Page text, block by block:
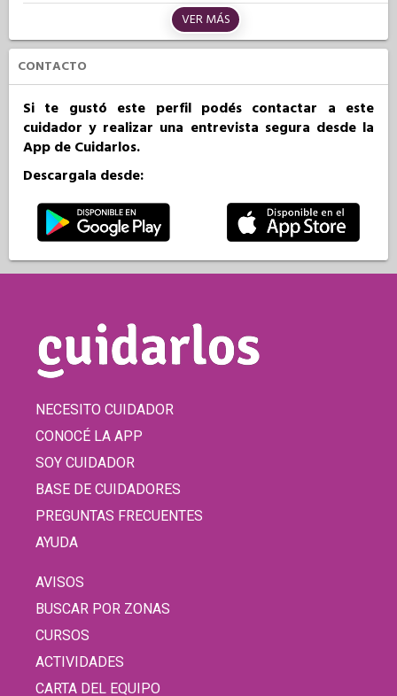
VER MÁS
CONTACTO
Si te gustó este perfil podés contactar a este
cuidador y realizar una entrevista segura desde la
App de Cuidarlos.
Descargala desde:
NECESITO CUIDADOR
CONOCÉ LA APP
SOY CUIDADOR
BASE DE CUIDADORES
PREGUNTAS FRECUENTES
AYUDA
AVISOS
BUSCAR POR ZONAS
CURSOS
ACTIVIDADES
CARTA DEL EQUIPO